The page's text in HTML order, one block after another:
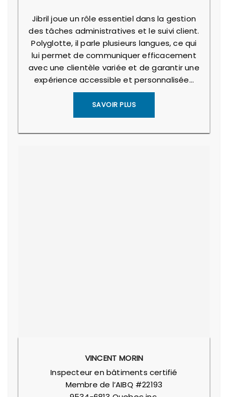
Jibril joue un rôle essentiel dans la gestion
des tâches administratives et le suivi client.
Polyglotte, il parle plusieurs langues, ce qui
lui permet de communiquer efficacement
avec une clientèle variée et de garantir une
expérience accessible et personnalisée…
SAVOIR PLUS
VINCENT MORIN
Inspecteur en bâtiments certifié
Membre de l’AIBQ #22193